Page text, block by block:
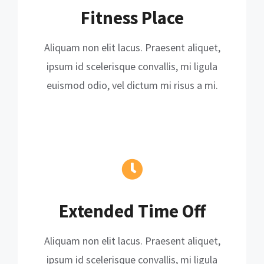
Fitness Place
Aliquam non elit lacus. Praesent aliquet,
ipsum id scelerisque convallis, mi ligula
euismod odio, vel dictum mi risus a mi.
Extended Time Off
Aliquam non elit lacus. Praesent aliquet,
ipsum id scelerisque convallis, mi ligula